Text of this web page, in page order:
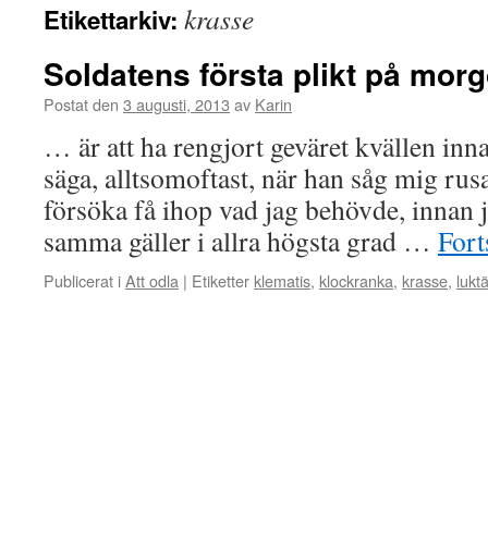
Etikettarkiv: krasse
Soldatens första plikt på
Postat den 3 augusti, 2013 av Karin
… är att ha rengjort geväret kvällen
säga, alltsomoftast, när han såg mig
försöka få ihop vad jag behövde,
samma gäller i allra högsta grad …
Publicerat iAtt odla | Etiketter klematis, klockranka, krasse,